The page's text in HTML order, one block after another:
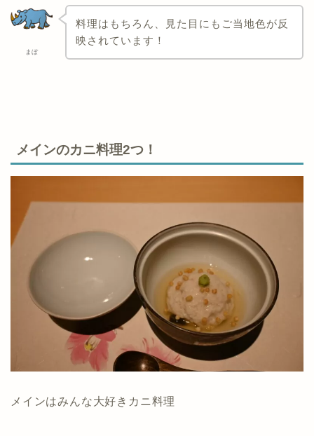
まぼ
料理はもちろん、見た目にもご当地色が反
映されています！
メインのカニ料理2つ！
メインはみんな大好きカニ料理